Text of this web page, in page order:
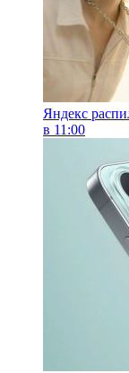
Яндекс
в 11:00